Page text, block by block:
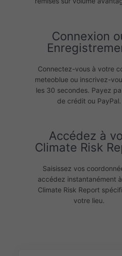
Connexion
Connectez-vous à votre
meteoblue ou inscrivez-
les 30 secondes. Payez
de crédit ou PayPal.
Accédez à
Climate Risk
Saisissez vos
accédez instantanément
Climate Risk Report
votre lieu.